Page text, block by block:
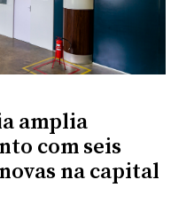
amplia
com seis
na capital